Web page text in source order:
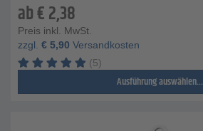
ab€2,38
Preis inkl. MwSt.
zzgl. € 5,90 Versandkosten
(5)
Ausführung auswählen...